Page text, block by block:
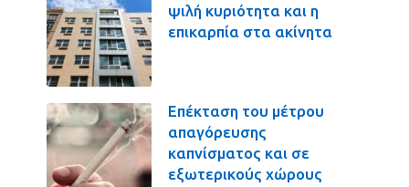
ψιλή κυριότητα και η
επικαρπία στα ακίνητα
Επέκταση του μέτρου
απαγόρευσης
καπνίσματος και σε
εξωτερικούς χώρους